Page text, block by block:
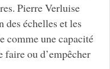
Pierre Verluise
des échelles et les
comme une capacité
faire ou d’empêcher